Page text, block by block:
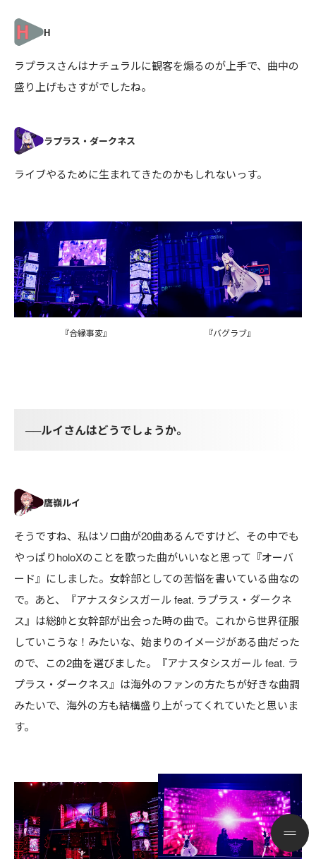
ラプラスさんはナチュラルに観客を煽るのが上手で、曲中の
盛り上げもさすがでしたね。
ライブやるために生まれてきたのかもしれないっす。
『合縁事変』 『バグラブ』
──ルイさんはどうでしょうか。
そうですね、私はソロ曲が20曲あるんですけど、その中でも
やっぱりholoXのことを歌った曲がいいなと思って『オーバ
ード』にしました。女幹部としての苦悩を書いている曲なの
で。あと、『アナスタシスガール feat. ラプラス・ダークネ
ス』は総帥と女幹部が出会った時の曲で。これから世界征服
していこうな！みたいな、始まりのイメージがある曲だった
ので、この2曲を選びました。『アナスタシスガール feat. ラ
プラス・ダークネス』は海外のファンの方たちが好きな曲調
みたいで、海外の方も結構盛り上がってくれていたと思いま
す。